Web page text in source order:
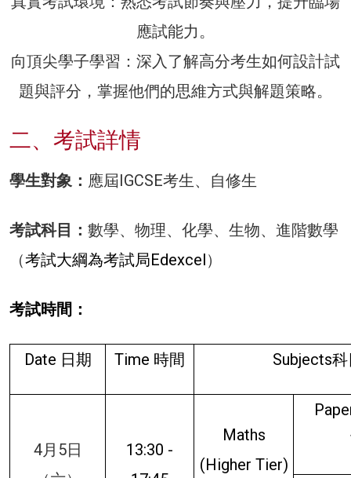
應試能力。
向頂尖學子學習：深入了解高分考生如何設計試
題與評分，掌握他們的思維方式與解題策略。
二、考試詳情
學生對象： 應屆IGCSE考生、自修生
考試科目： 數學、物理、化學、生物、進階數學
（考試大綱為考試局Edexcel）
考試時間：
Date 日期 Time 時間 Subjects
4月5日
13:30 -
Maths
(Higher Tier)